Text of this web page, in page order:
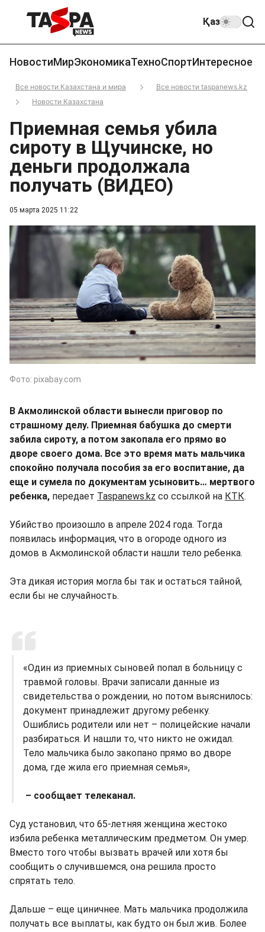
Қаз
НовостиМирЭкономикаТехноСпортИнтересное
Все новости Казахстана и мира
Все новости taspanews.kz
Новости Казахстана
05 марта 2025 11:22
Приемная семья убила
сироту в Щучинске, но
деньги продолжала
получать (ВИДЕО)
Фото: pixabay.com
В Акмолинской области вынесли приговор по
страшному делу. Приемная бабушка до смерти
забила сироту, а потом закопала его прямо во
дворе своего дома. Все это время мать мальчика
спокойно получала пособия за его воспитание, да
еще и сумела по документам усыновить… мертвого
ребенка, передает Taspanews.kz со ссылкой на КТК.
Убийство произошло в апреле 2024 года. Тогда
появилась информация, что в огороде одного из
домов в Акмолинской области нашли тело ребенка.
Эта дикая история могла бы так и остаться тайной,
если бы не случайность.
«Один из приемных сыновей попал в больницу с
травмой головы. Врачи записали данные из
свидетельства о рождении, но потом выяснилось:
документ принадлежит другому ребенку.
Ошиблись родители или нет – полицейские начали
разбираться. И нашли то, что никто не ожидал.
Тело мальчика было закопано прямо во дворе
дома, где жила его приемная семья»,
– сообщает телеканал.
Суд установил, что 65-летняя женщина жестоко
избила ребенка металлическим предметом. Он умер.
Вместо того чтобы вызвать врачей или хотя бы
сообщить о случившемся, она решила просто
спрятать тело.
Дальше – еще циничнее. Мать мальчика продолжила
получать все выплаты, как будто он был жив. Более